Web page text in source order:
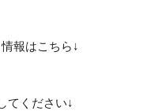
報はこちら↓
てください↓